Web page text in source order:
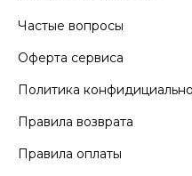
Частые вопросы
Оферта сервиса
Политика
Правила возврата
Правила оплаты